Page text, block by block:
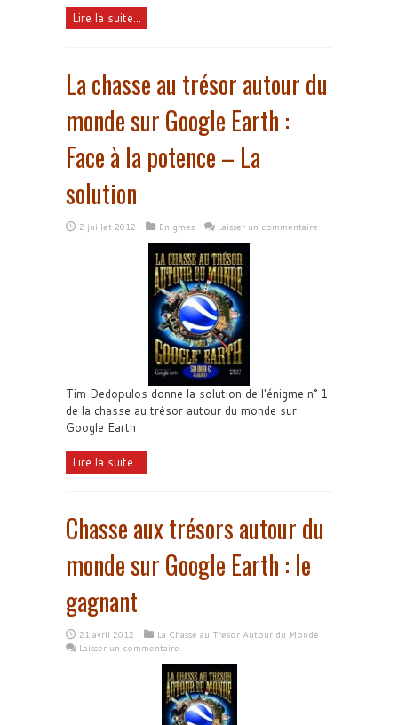
Lire la suite...
La chasse au trésor autour du
monde sur Google Earth :
Face à la potence – La
solution
2 juillet 2012 Enigmes Laisser un commentaire
Tim Dedopulos donne la solution de l'énigme n° 1
de la chasse au trésor autour du monde sur
Google Earth
Lire la suite...
Chasse aux trésors autour du
monde sur Google Earth : le
gagnant
21 avril 2012
La Chasse au Tresor Autour du Monde
Laisser un commentaire